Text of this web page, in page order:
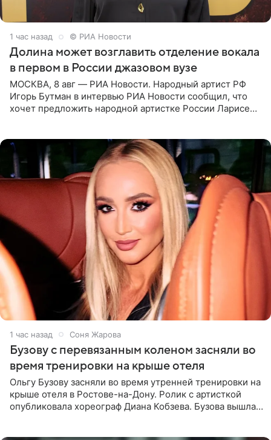
1 час назад © РИА Новости
Долина может возглавить отделение вокала
в первом в России джазовом вузе
МОСКВА, 8 авг — РИА Новости. Народный артист РФ
Игорь Бутман в интервью РИА Новости сообщил, что
хочет предложить народной артистке России Ларисе
1 час назад Соня Жарова
Бузову с перевязанным коленом засняли во
время тренировки на крыше отеля
Ольгу Бузову засняли во время утренней тренировки на
крыше отеля в Ростове-на-Дону. Ролик с артисткой
опубликовала хореограф Диана Кобзева. Бузова вышла